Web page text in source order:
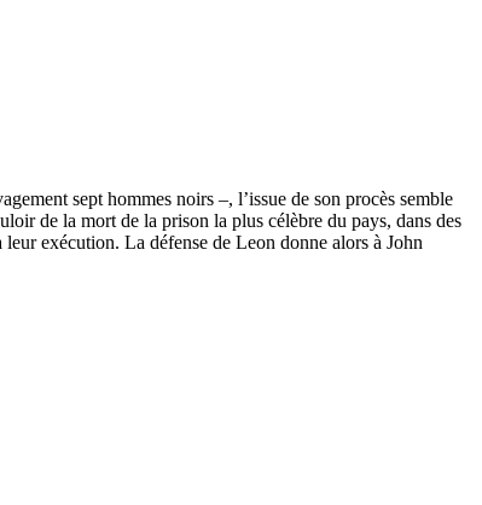
sept hommes noirs –, l’issue de son procès semble
de la mort de la prison la plus célèbre du pays, dans des
exécution. La défense de Leon donne alors à John